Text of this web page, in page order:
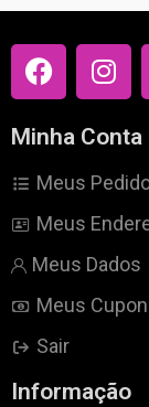
Minha Conta
Meus
Meus
Meus Dados
Meus
Sair
Informação